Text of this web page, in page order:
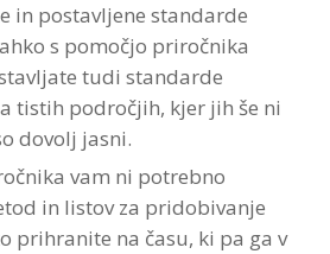
in postavljene standarde
s pomočjo priročnika
tudi standarde
tistih področjih, kjer jih še ni
dovolj jasni.
vam ni potrebno
in listov za pridobivanje
prihranite na času, ki pa ga v